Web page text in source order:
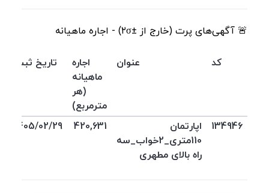
🚨 آگهی‌های پرت (خارج از ±۲σ) - اجاره ماهیانه
کد عنوان
اجاره
ماهیانه
(هر
مترمربع)
تاریخ ثبت
134946
اپارتمان
110متری_2خواب_سه
راه بالای مطهری
420,631
1405/02/29